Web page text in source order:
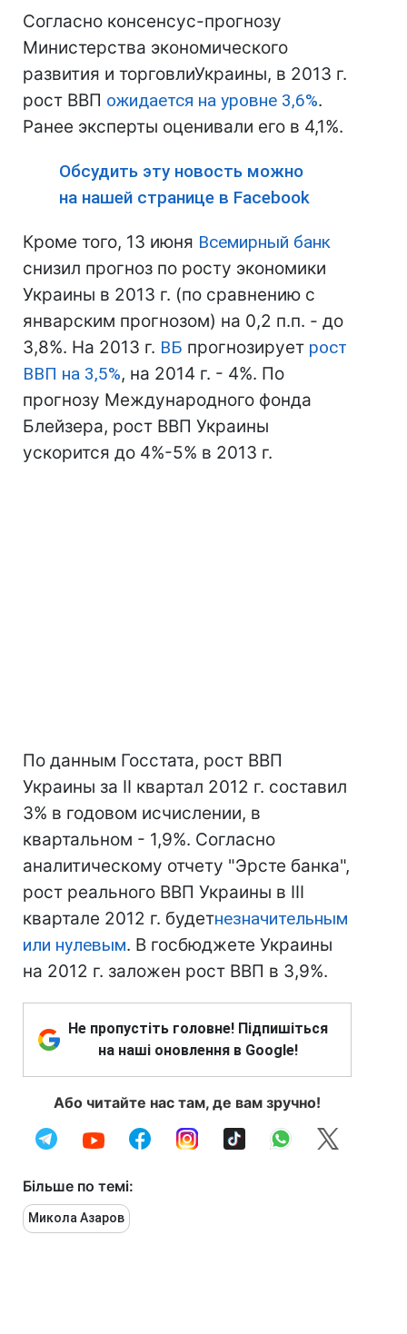
Согласно консенсус-прогнозу
Министерства экономического
развития и торговлиУкраины, в 2013 г.
рост ВВП ожидается на уровне 3,6%.
Ранее эксперты оценивали его в 4,1%.
Обсудить эту новость можно
на нашей странице в Facebook
Кроме того, 13 июня Всемирный банк
снизил прогноз по росту экономики
Украины в 2013 г. (по сравнению с
январским прогнозом) на 0,2 п.п. - до
3,8%. На 2013 г. ВБ прогнозирует рост
ВВП на 3,5%, на 2014 г. - 4%. По
прогнозу Международного фонда
Блейзера, рост ВВП Украины
ускорится до 4%-5% в 2013 г.
По данным Госстата, рост ВВП
Украины за II квартал 2012 г. составил
3% в годовом исчислении, в
квартальном - 1,9%. Согласно
аналитическому отчету "Эрсте банка",
рост реального ВВП Украины в III
квартале 2012 г. будетнезначительным
или нулевым. В госбюджете Украины
на 2012 г. заложен рост ВВП в 3,9%.
Не пропустіть головне! Підпишіться
на наші оновлення в Google!
Або читайте нас там, де вам зручно!
Більше по темі:
Микола Азаров